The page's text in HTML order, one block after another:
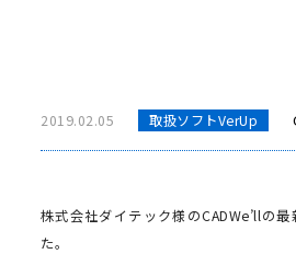
2019.02.05 取扱ソフトVerUp
株式会社ダイテック様のCADWe’llの
た。